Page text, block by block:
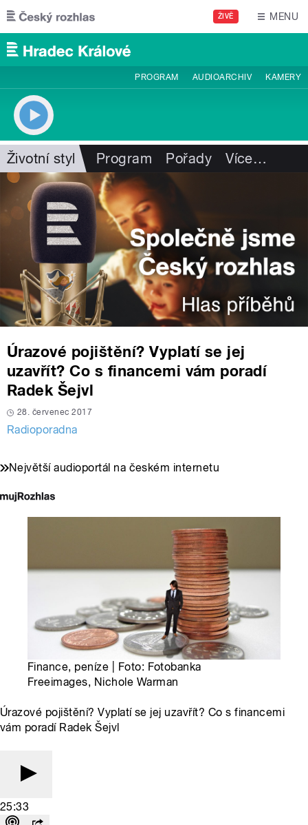
Přejít k hlavnímu obsahu
ŽIVĚ MENU
PROGRAM AUDIOARCHIV KAMERY
Životní styl Program Pořady Více…
Úrazové pojištění? Vyplatí se jej
uzavřít? Co s financemi vám poradí
Radek Šejvl
28. červenec 2017
Radioporadna
Největší audioportál na českém internetu
Finance, peníze | Foto: Fotobanka
Freeimages, Nichole Warman
Úrazové pojištění? Vyplatí se jej uzavřít? Co s financemi
vám poradí Radek Šejvl
25:33